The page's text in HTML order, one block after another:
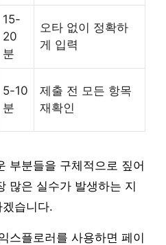
15-
20
분
오타 없이 정확하
게 입력
5-10
분
제출 전 모든 항목
재확인
부분들을 구체적으로 짚어
많은 실수가 발생하는 지
습니다.
스플로러를 사용하면 페이